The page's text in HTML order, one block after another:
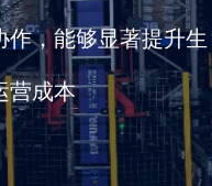
，能够显著提升生
营成本